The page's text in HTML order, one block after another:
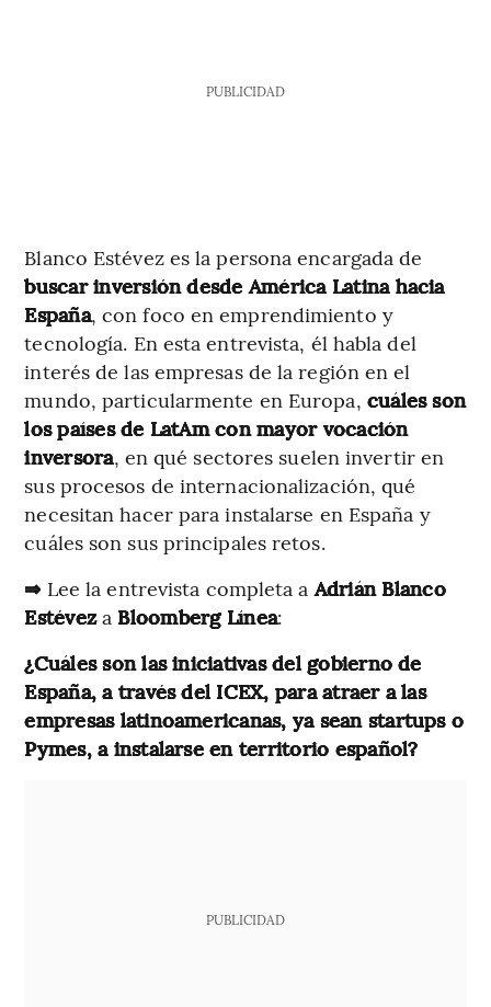
PUBLICIDAD
Blanco Estévez es la persona encargada de
buscar inversión desde América Latina hacia
España, con foco en emprendimiento y
tecnología. En esta entrevista, él habla del
interés de las empresas de la región en el
mundo, particularmente en Europa, cuáles son
los países de LatAm con mayor vocación
inversora, en qué sectores suelen invertir en
sus procesos de internacionalización, qué
necesitan hacer para instalarse en España y
cuáles son sus principales retos.
⇒ Lee la entrevista completa aAdrián Blanco
Estéveza Bloomberg Línea:
¿Cuáles son las iniciativas del gobierno de
España, a través del ICEX, para atraer a las
empresas latinoamericanas, ya sean startups o
Pymes, a instalarse en territorio español?
PUBLICIDAD